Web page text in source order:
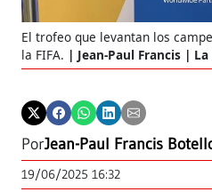
El trofeo que levantan los
la FIFA.
Jean-Paul Francis |
PorJean-Paul Francis
19/06/2025 16:32